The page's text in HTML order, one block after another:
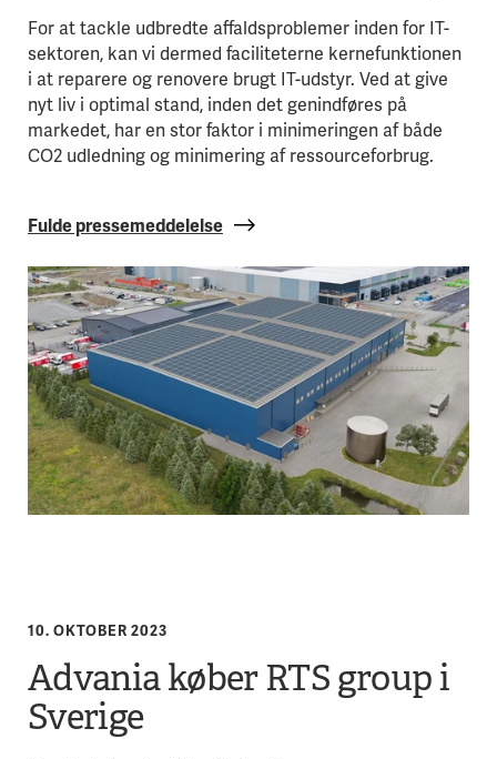
For at tackle udbredte affaldsproblemer inden for IT-
sektoren, kan vi dermed faciliteterne kernefunktionen
i at reparere og renovere brugt IT-udstyr. Ved at give
nyt liv i optimal stand, inden det genindføres på
markedet, har en stor faktor i minimeringen af både
CO2 udledning og minimering af ressourceforbrug.
Fulde pressemeddelelse
10. OKTOBER 2023
Advania køber RTS group i
Sverige